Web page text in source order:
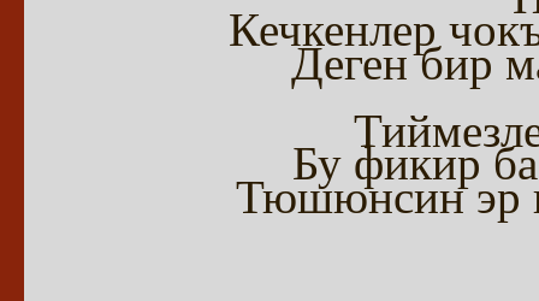
Кечкенлер
Деген бир
Бу фикир
Тюшюнсин эр